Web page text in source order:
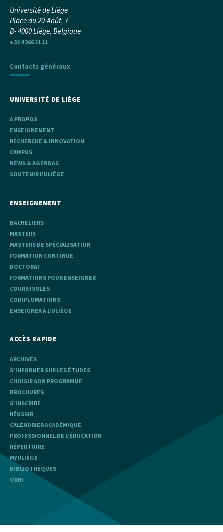
Université de Liège
Place du 20-Août, 7
B- 4000 Liège, Belgique
+32 4 366 21 11
Contacts généraux
UNIVERSITÉ DE LIÈGE
A PROPOS
ENSEIGNEMENT
RECHERCHE & INNOVATION
CAMPUS
NEWS & AGENDAS
SOUTENIR L'ULIÈGE
ENSEIGNEMENT
BACHELIERS
MASTERS
MASTERS DE SPÉCIALISATION
FORMATION CONTINUE
DOCTORAT
FORMATIONS POUR ENSEIGNER
COURS ISOLÉS
CODIPLOMATIONS
ENSEIGNER À L'ULIÈGE
ACCÈS RAPIDE
ARCHIVES
S'INFORMER SUR LES ÉTUDES
CHOISIR SON PROGRAMME
BROCHURES
S'INSCRIRE
RÉUSSIR
CALENDRIER ACADÉMIQUE
PROFESSIONNEL DE L'ÉDUCATION
RÉPERTOIRE
MYULIÈGE
BIBLIOTHÈQUES
ORBI